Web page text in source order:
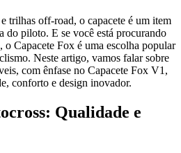
trilhas off-road, o capacete é um item
do piloto. E se você está procurando
o Capacete Fox é uma escolha popular
Neste artigo, vamos falar sobre
com ênfase no Capacete Fox V1,
conforto e design inovador.
Qualidade e